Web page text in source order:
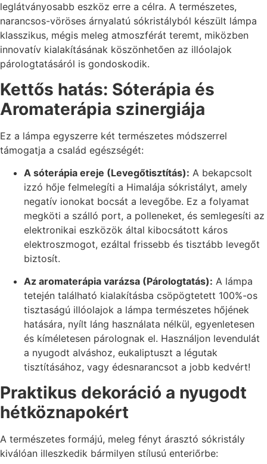
leglátványosabb eszköz erre a célra. A természetes,
narancsos-vöröses árnyalatú sókristályból készült lámpa
klasszikus, mégis meleg atmoszférát teremt, miközben
innovatív kialakításának köszönhetően az illóolajok
párologtatásáról is gondoskodik.
Kettős hatás: Sóterápia és
Aromaterápia szinergiája
Ez a lámpa egyszerre két természetes módszerrel
támogatja a család egészségét:
A sóterápia ereje (Levegőtisztítás): A bekapcsolt
izzó hője felmelegíti a Himalája sókristályt, amely
negatív ionokat bocsát a levegőbe. Ez a folyamat
megköti a szálló port, a polleneket, és semlegesíti az
elektronikai eszközök által kibocsátott káros
elektroszmogot, ezáltal frissebb és tisztább levegőt
biztosít.
Az aromaterápia varázsa (Párologtatás): A lámpa
tetején található kialakításba csöpögtetett 100%-os
tisztaságú illóolajok a lámpa természetes hőjének
hatására, nyílt láng használata nélkül, egyenletesen
és kíméletesen párolognak el. Használjon levendulát
a nyugodt alváshoz, eukaliptuszt a légutak
tisztításához, vagy édesnarancsot a jobb kedvért!
Praktikus dekoráció a nyugodt
hétköznapokért
A természetes formájú, meleg fényt árasztó sókristály
kiválóan illeszkedik bármilyen stílusú enteriőrbe: